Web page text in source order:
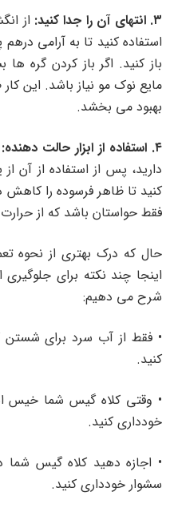
۳. انتهای آن را جدا کنید:
از
استفاده کنید تا به آرامی
باز کنید. اگر باز کردن گره
مایع نوک مو نیاز باشد. این
بهبود می بخشد.
۴. استفاده از ابزار حالت دهنده:
دارید، پس از استفاده از آن
کنید تا ظاهر فرسوده را
فقط حواستان باشد که از
حال که درک بهتری از نحوه
اینجا چند نکته برای
شرح می دهیم:
• فقط از آب سرد برای شستن
کنید.
• وقتی کلاه گیس شما خیس
خودداری کنید.
• اجازه دهید کلاه گیس شما
سشوار خودداری کنید.